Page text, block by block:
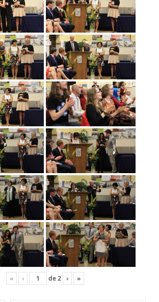
« ‹ de2 › »